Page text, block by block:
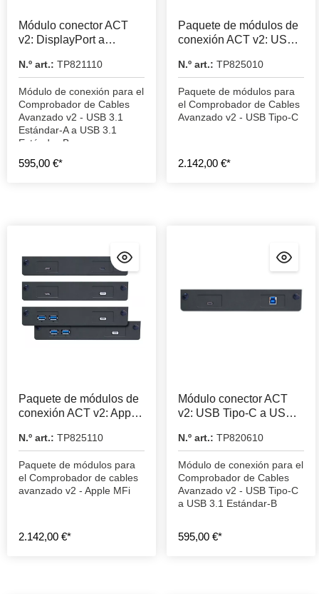
Módulo conector ACT
v2: DisplayPort a
N.º art.: TP821110
Módulo de conexión para el
Comprobador de Cables
Avanzado v2 - USB 3.1
Estándar-A a USB 3.1
Estándar-B
595,00 €*
Paquete de módulos de
conexión ACT v2: USB
N.º art.: TP825010
Paquete de módulos para
el Comprobador de Cables
Avanzado v2 - USB Tipo-C
2.142,00 €*
Paquete de módulos de
conexión ACT v2: Apple
N.º art.: TP825110
Paquete de módulos para
el Comprobador de cables
avanzado v2 - Apple MFi
2.142,00 €*
Módulo conector ACT
v2: USB Tipo-C a USB
N.º art.: TP820610
Módulo de conexión para el
Comprobador de Cables
Avanzado v2 - USB Tipo-C
a USB 3.1 Estándar-B
595,00 €*